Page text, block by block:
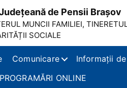
de Pensii Brașov
MUNCII FAMILIEI,
SOCIALE
Comunicare Informații
PROGRAMĂRI ONLINE